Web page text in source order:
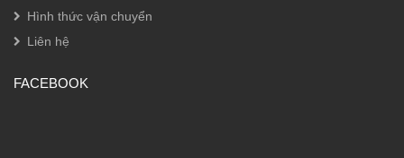
Hình thức vận chuyển
Liên hệ
FACEBOOK